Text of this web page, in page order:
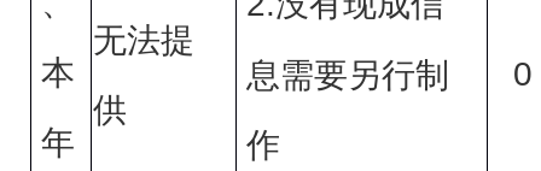
本
年
无法提
供
息需要另行制
作
0